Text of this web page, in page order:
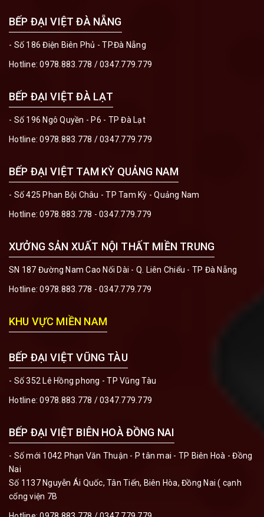
BẾP ĐẠI VIỆT ĐÀ NẴNG
- Số 186 Điện Biên Phủ - TP.Đà Nẵng
Hotline:0978.883.778 /0347.779.779
BẾP ĐẠI VIỆT ĐÀ LẠT
- Số 196 Ngô Quyền - P6 - TP Đà Lạt
Hotline:0978.883.778 /0347.779.779
BẾP ĐẠI VIỆT TAM KỲ QUẢNG NAM
- Số 425 Phan Bội Châu - TP Tam Kỳ - Quảng Nam
Hotline:0978.883.778 - 0347.779.779
XƯỞNG SẢN XUẤT NỘI THẤT MIỀN TRUNG
SN 187 Đường Nam Cao Nối Dài - Q. Liên Chiểu - TP Đà Nẵng
Hotline:0978.883.778 - 0347.779.779
KHU VỰC MIỀN NAM
BẾP ĐẠI VIỆT VŨNG TÀU
- Số 352 Lê Hồng phong - TP Vũng Tàu
Hotline:0978.883.778 / 0347.779.779
BẾP ĐẠI VIỆT BIÊN HOÀ ĐỒNG NAI
- Số mới 1042 Phạn Văn Thuận - P tân mai - TP Biên Hoà - Đồng
Nai
Số 1137 Nguyễn Ái Quốc, Tân Tiến, Biên Hòa, Đồng Nai ( cạnh
cổng viện 7B